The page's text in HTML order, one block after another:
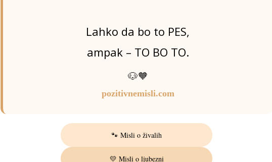
Lahko da bo to PES,
ampak – TO BO TO.
🐶🧡
pozitivnemisli.com
🐾 Misli o živalih
💛 Misli o ljubezni